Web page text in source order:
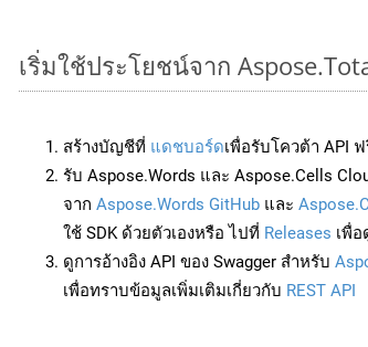
เริ่มใช้ประโยชน์จาก
สร้างบัญชีที่ แดชบอร์ดเพื่อรับโควต้า API
รับ Aspose.Words และ Aspose.Cells
จาก Aspose.Words GitHub และ
ใช้ SDK ด้วยตัวเองหรือ ไปที่ Releases เพื่
ดูการอ้างอิง API ของ Swagger สำหรับ
เพื่อทราบข้อมูลเพิ่มเติมเกี่ยวกับ REST API